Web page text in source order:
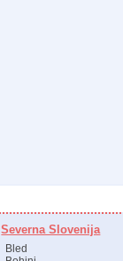
Severna Slovenija
Bled